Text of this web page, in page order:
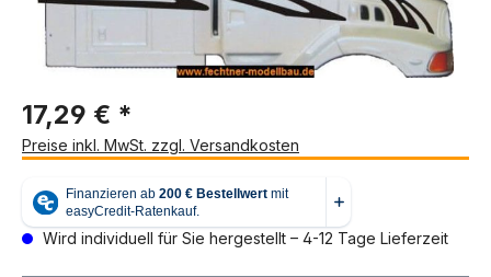
17,29 € *
Preise inkl. MwSt. zzgl. Versandkosten
Wird individuell für Sie hergestellt – 4-12 Tage Lieferzeit